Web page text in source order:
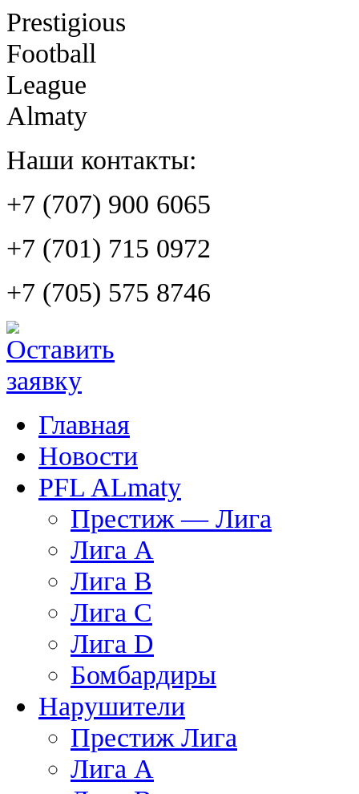
Prestigious
Football
League
Almaty
Наши контакты:
+7 (707) 900 6065
+7 (701) 715 0972
+7 (705) 575 8746
Главная
Новости
PFL ALmaty
Престиж — Лига
Лига A
Лига B
Лига C
Лига D
Бомбардиры
Нарушители
Престиж Лига
Лига А